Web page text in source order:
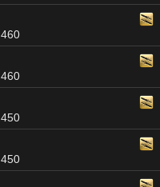
460
460
450
450